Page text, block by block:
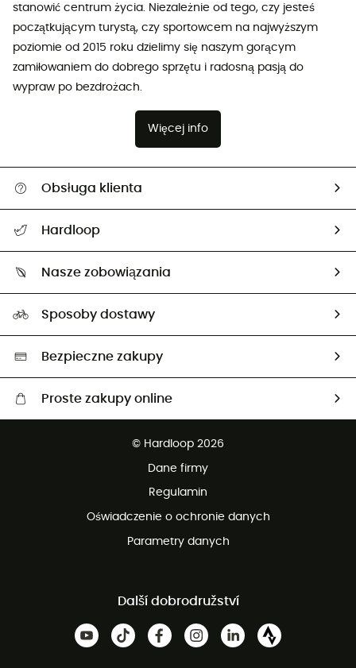
stanowić centrum życia. Niezależnie od tego, czy jesteś
początkującym turystą, czy sportowcem na najwyższym
poziomie od 2015 roku dzielimy się naszym gorącym
zamiłowaniem do dobrego sprzętu i radosną pasją do
wypraw po bezdrożach.
Więcej info
Obsługa klienta
Śledzenie przesyłki
Zwrot artykułów i zwrot środków
Hardloop
Nasze zobowiązania
Neutralność węglowa
Wybrane produkty eko
Sposoby dostawy
Bezpieczne zakupy
Proste zakupy online
© Hardloop 2026
Dane firmy
Regulamin
Oświadczenie o ochronie danych
Parametry danych
Další dobrodružství